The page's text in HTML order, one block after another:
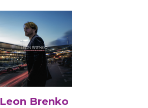
Leon Brenko